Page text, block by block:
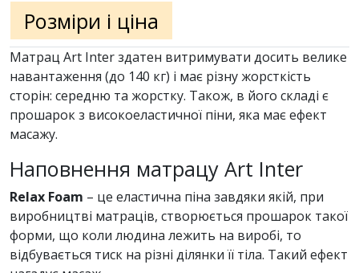
Розміри і ціна
Матрац Art Inter здатен витримувати досить велике
навантаження (до 140 кг) і має різну жорсткість
сторін: середню та жорстку. Також, в його складі є
прошарок з високоеластичної піни, яка має ефект
масажу.
Наповнення матрацу Art Inter
Relax Foam – це еластична піна завдяки якій, при
виробництві матраців, створюється прошарок такої
форми, що коли людина лежить на виробі, то
відбувається тиск на різні ділянки її тіла. Такий ефект